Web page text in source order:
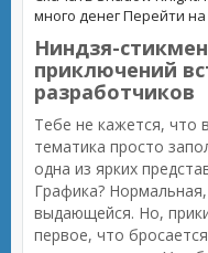
много денегПерейти на
Ниндзя-
приключений
разработчиков
Тебе не кажется, что
тематика просто
одна из ярких
Графика?
выдающейся. Но,
первое, что